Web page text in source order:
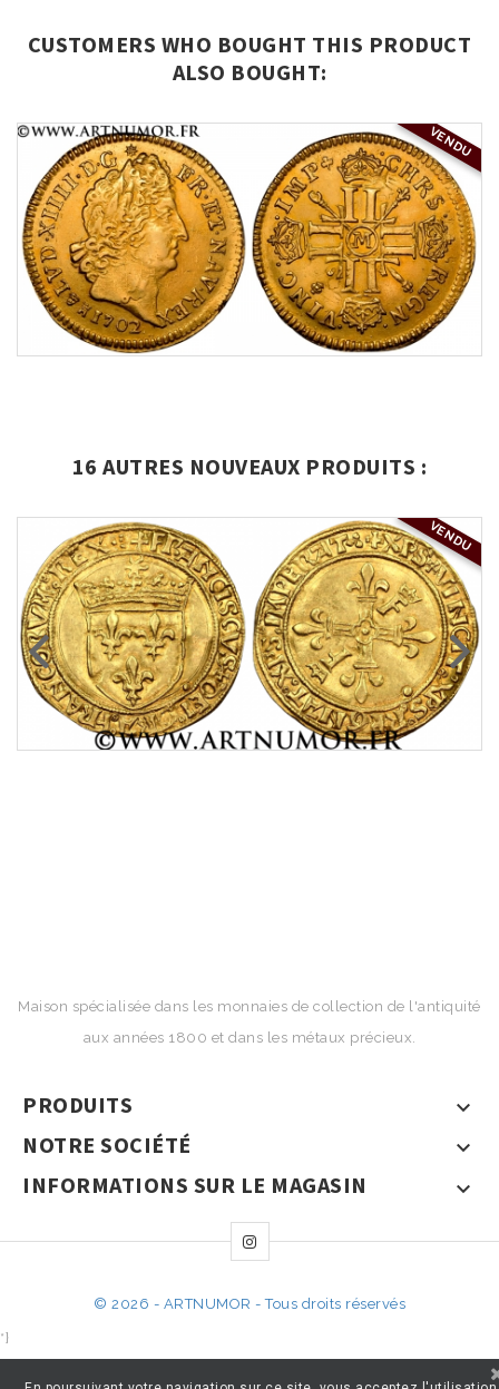
CUSTOMERS WHO BOUGHT THIS PRODUCT
ALSO BOUGHT:
VENDU
16 AUTRES NOUVEAUX PRODUITS :
VENDU
Maison spécialisée dans les monnaies de collection de l'antiquité
aux années 1800 et dans les métaux précieux.
PRODUITS 
NOTRE SOCIÉTÉ 
INFORMATIONS SUR LE MAGASIN 
© 2026 - ARTNUMOR - Tous droits réservés
*}